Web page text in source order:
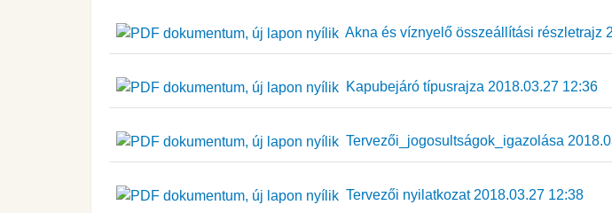
Akna és víznyelő összeállítási részletrajz
Kapubejáró típusrajza 2018.03.27 12:36
Tervezői_jogosultságok_igazolása
Tervezői nyilatkozat 2018.03.27 12:38